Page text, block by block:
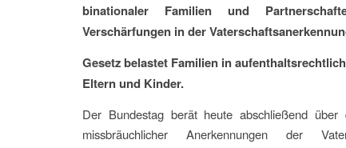
binationaler Familien und
Verschärfungen in der
Gesetz belastet Familien in
Eltern und Kinder.
Der Bundestag berät heute abschließend
missbräuchlicher Anerkennungen der